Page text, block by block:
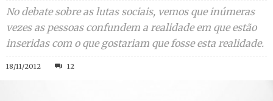
No debate sobre as lutas sociais, vemos que inúmeras
vezes as pessoas confundem a realidade em que estão
inseridas com o que gostariam que fosse esta realidade.
18/11/2012 12